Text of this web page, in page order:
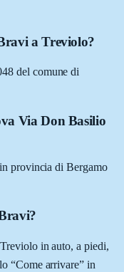
a Treviolo?
del comune di
Via Don Basilio
provincia di Bergamo
in auto, a piedi,
“Come arrivare” in